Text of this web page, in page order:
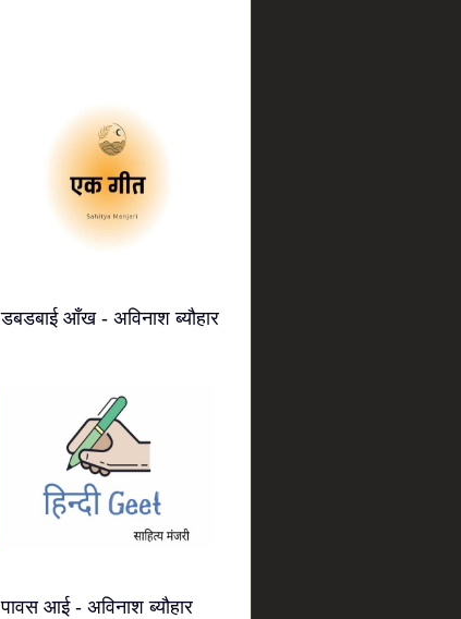
डबडबाई आँख - अविनाश ब्यौहार
पावस आई - अविनाश ब्यौहार